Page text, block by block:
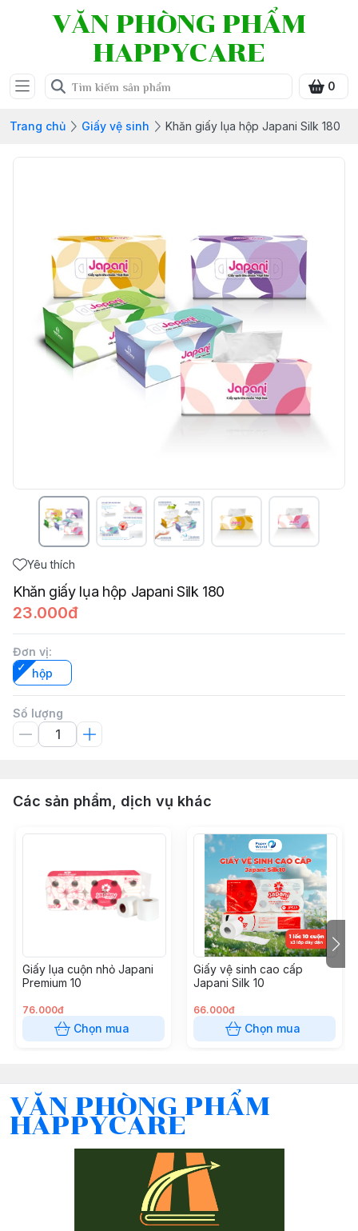
VĂN PHÒNG PHẨM
HAPPYCARE
0
Trang chủ Giấy vệ sinh Khăn giấy lụa hộp Japani Silk 180
Yêu thích
Khăn giấy lụa hộp Japani Silk 180
23.000đ
Đơn vị:
hộp
Số lượng
Các sản phẩm, dịch vụ khác
Giấy lụa cuộn nhỏ Japani
Premium 10
76.000đ
Chọn mua
Giấy vệ sinh cao cấp
Japani Silk 10
66.000đ
Chọn mua
VĂN PHÒNG PHẨM
HAPPYCARE